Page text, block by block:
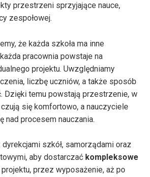
przestrzeni sprzyjające nauce,
zespołowej.
że każda szkoła ma inne
pracownia powstaje na
projektu. Uwzględniamy
liczbę uczniów, a także sposób
Dzięki temu powstają przestrzenie, w
się komfortowo, a nauczyciele
nad procesem nauczania.
dyrekcjami szkół, samorządami oraz
aby dostarczać kompleksowe
przez wyposażenie, aż po